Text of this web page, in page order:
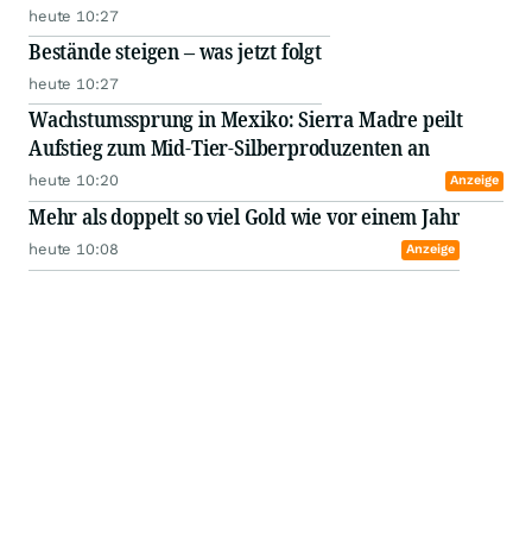
heute 10:27
Bestände steigen – was jetzt folgt
heute 10:27
Wachstumssprung in Mexiko: Sierra Madre peilt
Aufstieg zum Mid-Tier-Silberproduzenten an
heute 10:20 Anzeige
Mehr als doppelt so viel Gold wie vor einem Jahr
heute 10:08 Anzeige